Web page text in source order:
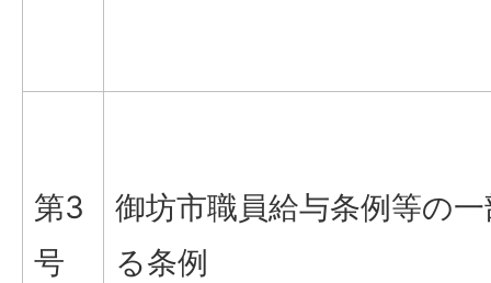
第3
号
御坊市職員給与条例等の
る条例